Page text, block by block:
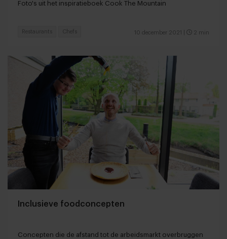
Foto's uit het inspiratieboek Cook The Mountain
10 december 2021 2 min
Restaurants Chefs
Inclusieve foodconcepten
Concepten die de afstand tot de arbeidsmarkt overbruggen